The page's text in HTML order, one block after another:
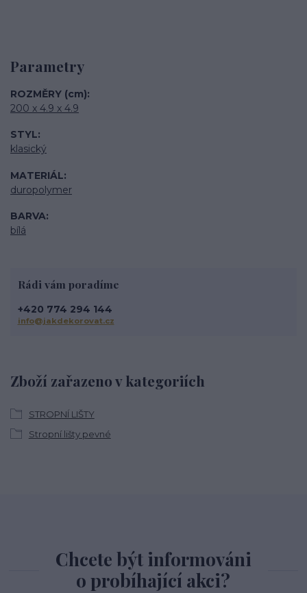
Parametry
ROZMĚRY (cm)
200 x 4.9 x 4.9
STYL
klasický
MATERIÁL
duropolymer
BARVA
bílá
Zboží zařazeno v kategoriích
STROPNÍ LIŠTY
Stropní lišty pevné
Rádi vám poradíme
+420 774 294 144
info@jakdekorovat.cz
Chcete být informováni
o probíhající akci?